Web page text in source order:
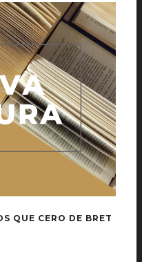
QUE CERO DE BRET